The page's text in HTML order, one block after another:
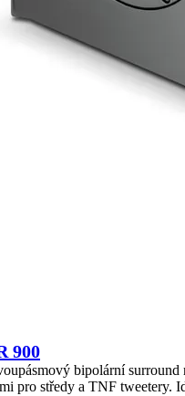
900
bipolární surround
pro středy a TNF tweetery.